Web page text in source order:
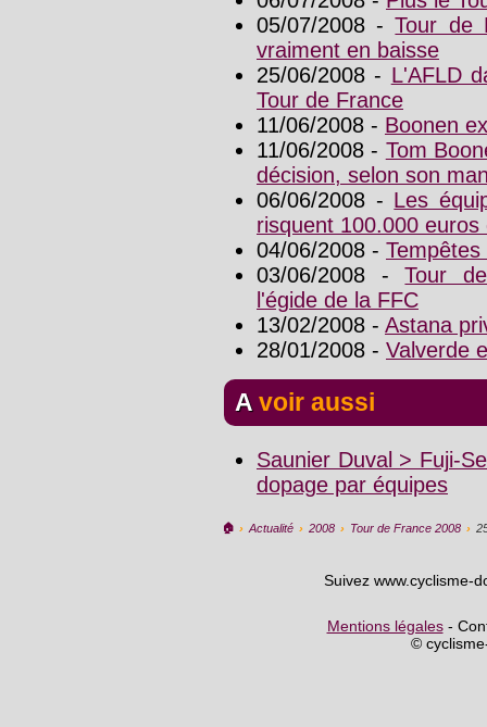
05/07/2008 -Tour de
vraiment en baisse
25/06/2008 - L'AFLD
Tour de France
11/06/2008 - Boonen
11/06/2008 - Tom
décision, selon son
06/06/2008 - Les
risquent 100.000 euros
04/06/2008 -
03/06/2008 -Tour
l'égide de la FFC
13/02/2008 - Astana
28/01/2008 - Valverde
A voir aussi
Saunier Duval > Fuji-
dopage par équipes
🏠︎ › Actualité › 2008 › Tour de France 2008 ›
Suivez www.cyclisme-
Mentions légales-
©